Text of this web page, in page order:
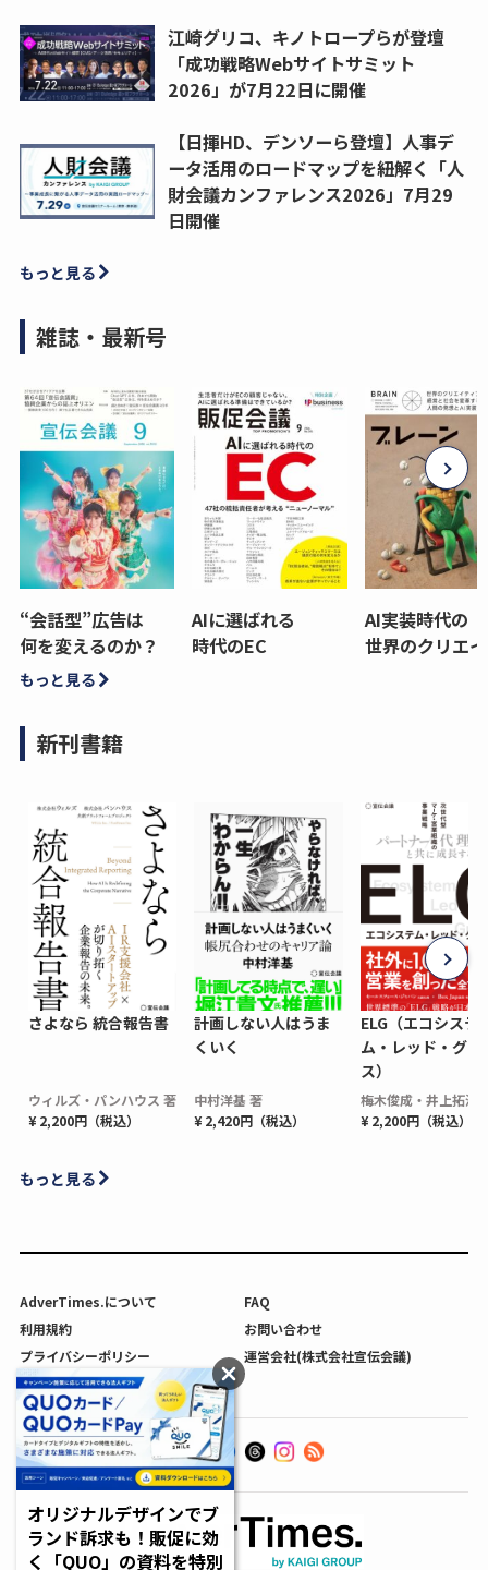
江崎グリコ、キノトロープらが登壇
「成功戦略Webサイトサミット
2026」が7月22日に開催
【日揮HD、デンソーら登壇】人事デ
ータ活用のロードマップを紐解く「人
財会議カンファレンス2026」7月29
日開催
もっと見る
雑誌・最新号
“会話型”広告は
何を変えるのか？
AIに選ばれる
時代のEC
AI実装時代の
世界のクリエ
もっと見る
新刊書籍
さよなら 統合報告書
ウィルズ・パンハウス 著
¥ 2,200円（税込）
計画しない人はうま
くいく
中村洋基 著
¥ 2,420円（税込）
ELG（エコシステ
ム・レッド・グロ
ス）
梅木俊成・井上拓海
¥ 2,200円（税込）
もっと見る
AdverTimes.について
FAQ
利用規約
お問い合わせ
プライバシーポリシー
運営会社(株式会社宣伝会議)
利用者情報の外部送信について
オリジナルデザインでブ
ランド訴求も！販促に効
く「QUO」の資料を特別